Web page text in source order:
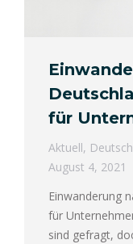
für
Aktuell,
August 4, 2021
Einwanderung
für
sind gefragt,